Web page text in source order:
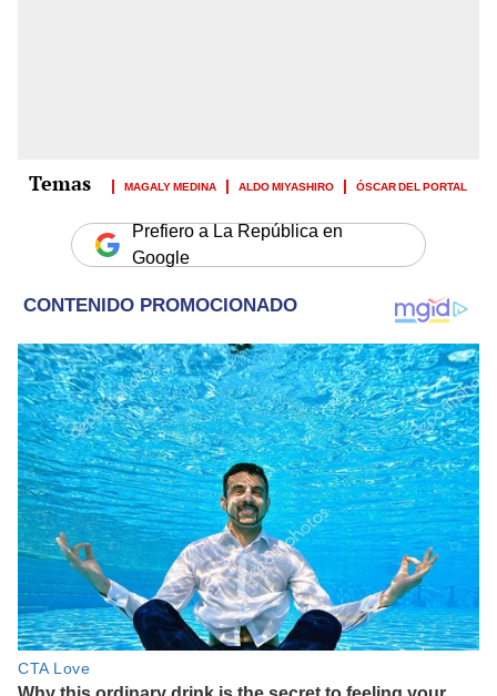
MAGALY MEDINA ALDO MIYASHIRO ÓSCAR DEL PORTAL
Prefiero a La República en
Google